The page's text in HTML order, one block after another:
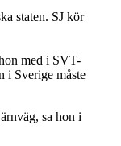
staten. SJ kör
med i SVT-
i Sverige måste
sa hon i